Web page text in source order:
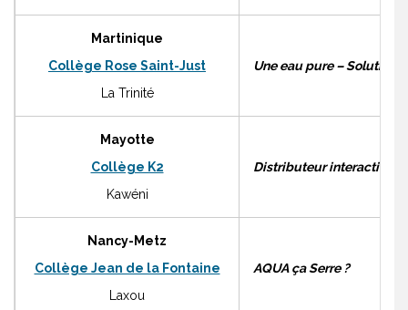
Martinique
Collège Rose Saint-Just
La Trinité
Une eau pure –
Mayotte
Collège K2
Kawéni
Distributeur interactif de
Nancy-Metz
Collège Jean de la Fontaine
Laxou
AQUA ça Serre ?